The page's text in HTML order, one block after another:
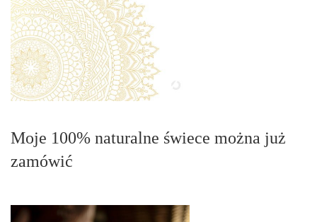
Moje 100% naturalne świece można już
zamówić